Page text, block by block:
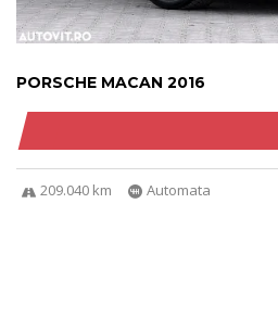
PORSCHE MACAN 2016
209.040 km Automata